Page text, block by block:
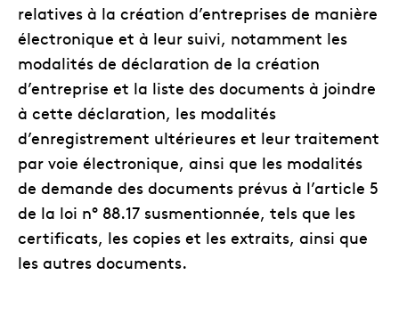
relatives à la création d’entreprises de manière
électronique et à leur suivi, notamment les
modalités de déclaration de la création
d’entreprise et la liste des documents à joindre
à cette déclaration, les modalités
d’enregistrement ultérieures et leur traitement
par voie électronique, ainsi que les modalités
de demande des documents prévus à l’article 5
de la loi n° 88.17 susmentionnée, tels que les
certificats, les copies et les extraits, ainsi que
les autres documents.